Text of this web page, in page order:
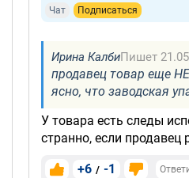
Чат Подписаться
Ирина КалбиПишет
продавец товар еще
ясно, что заводская
У товара есть следы
странно, если продавец
+6 / -1